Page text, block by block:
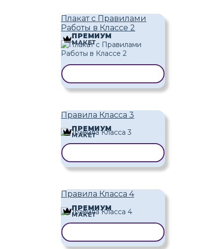
Плакат с Правилами
Работы в Классе 2
ПРЕМИУМ
МАКЕТ
Правила Класса 3
ПРЕМИУМ
МАКЕТ
Правила Класса 4
ПРЕМИУМ
МАКЕТ